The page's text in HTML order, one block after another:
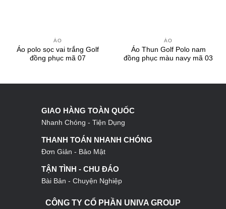
ÁO
Áo polo sọc vai trắng Golf
đồng phục mã 07
ÁO
Áo Thun Golf Polo nam
đồng phục màu navy mã 03
GIAO HÀNG TOÀN QUỐC
Nhanh Chóng - Tiện Dụng
THANH TOÁN NHANH CHÓNG
Đơn Giản - Bảo Mật
TẬN TÌNH - CHU ĐÁO
Bài Bản - Chuyện Nghiệp
CÔNG TY CỔ PHẦN UNIVA GROUP